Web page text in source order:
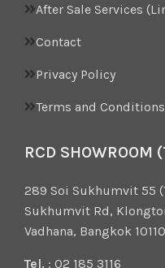
After Sale Services
Contact
Privacy Policy
Terms and Conditions
RCD SHOWROOM
289 Soi Sukhumvit 55
Sukhumvit Rd,
Vadhana, Bangkok
Tel. : 02 185 3116